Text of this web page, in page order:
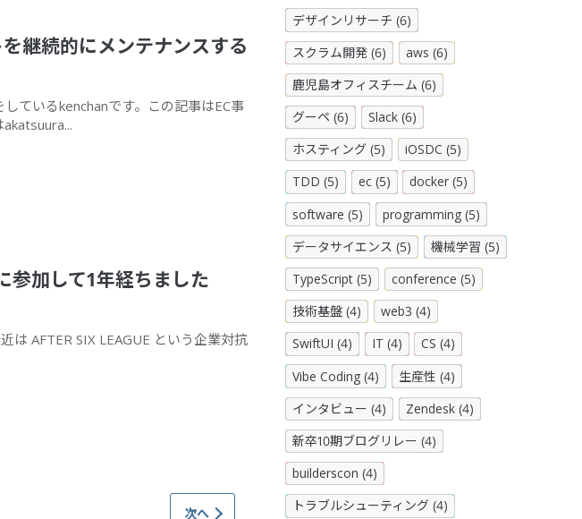
継続的にメンテナンスする
ているkenchanです。この記事はEC事
参加して1年経ちました
は AFTER SIX LEAGUE という企業対抗
次へ
デザインリサーチ (6)
スクラム開発 (6)
aws (6)
鹿児島オフィスチーム (6)
グーペ (6)
Slack (6)
ホスティング (5)
iOSDC (5)
TDD (5)
ec (5)
docker (5)
software (5)
programming (5)
データサイエンス (5)
機械学習 (5)
TypeScript (5)
conference (5)
技術基盤 (4)
web3 (4)
SwiftUI (4)
IT (4)
CS (4)
Vibe Coding (4)
生産性 (4)
インタビュー (4)
Zendesk (4)
新卒10期ブログリレー (4)
builderscon (4)
トラブルシューティング (4)